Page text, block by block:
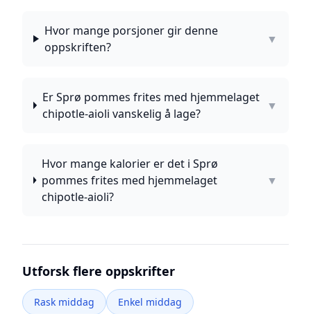
Hvor mange porsjoner gir denne
oppskriften?
▼
Er Sprø pommes frites med hjemmelaget
chipotle-aioli vanskelig å lage?
▼
Hvor mange kalorier er det i Sprø
pommes frites med hjemmelaget
chipotle-aioli?
▼
Utforsk flere oppskrifter
Rask middag
Enkel middag